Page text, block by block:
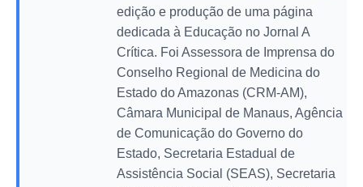
edição e produção de uma página
dedicada à Educação no Jornal A
Crítica. Foi Assessora de Imprensa do
Conselho Regional de Medicina do
Estado do Amazonas (CRM-AM),
Câmara Municipal de Manaus, Agência
de Comunicação do Governo do
Estado, Secretaria Estadual de
Assistência Social (SEAS), Secretaria